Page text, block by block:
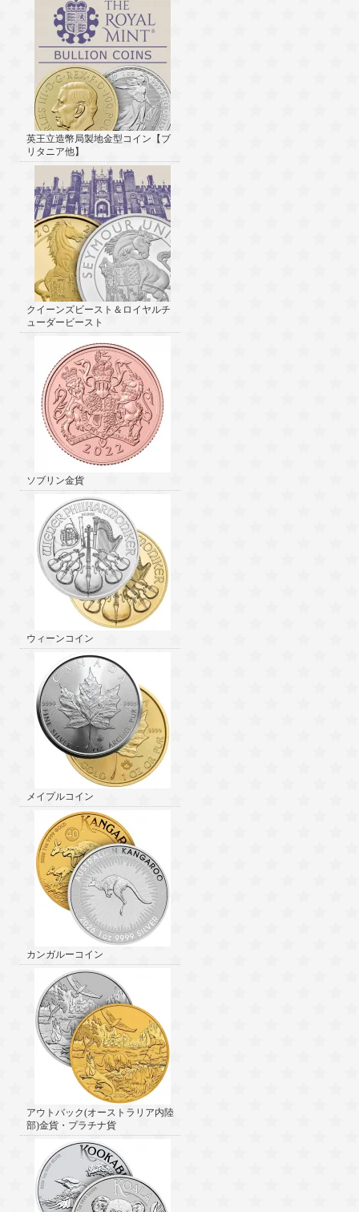
英王立造幣局製地金型コイン【ブ
リタニア他】
クイーンズビースト＆ロイヤルチ
ューダービースト
ソブリン金貨
ウィーンコイン
メイプルコイン
カンガルーコイン
アウトバック(オーストラリア内陸
部)金貨・プラチナ貨